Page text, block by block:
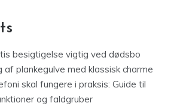
besigtigelse vigtig ved dødsbo
af plankegulve med klassisk charme
skal fungere i praksis: Guide til
og faldgruber